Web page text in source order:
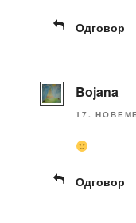
Одговор
Bojana
17.
Одговор